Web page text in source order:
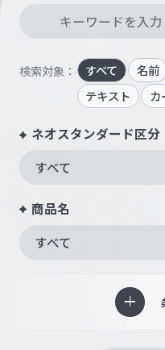
検索対象： すべて 名前
テキスト
ネオスタンダード区分
すべて
商品名
すべて